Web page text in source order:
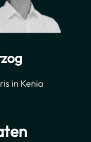
in Kenia